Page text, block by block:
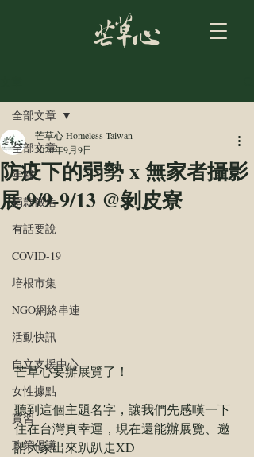
全部文章
年報
捐款徵信
有話要說
COVID-19
培根市集
NGO網絡串連
活動快訊
自立支援中心
女性據點
實習
政策倡議
全部文章
防疫下的弱勢 x 無家者攝影
展 9/9-9/13 @剝皮寮
芒草心 Homeless Taiwan
2020年9月9日
芒草心要辦展覽了！
聽到這個主題名字，讓我們先感嘆一下
住在台灣真幸運，現在還能辦展覽、邀
請大家出來趴趴走XD